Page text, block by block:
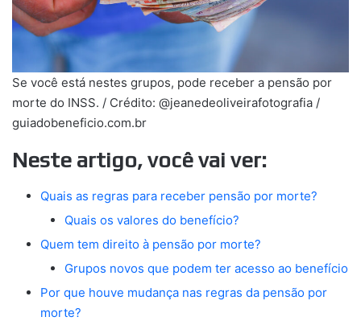
Se você está nestes grupos, pode receber a pensão por
morte do INSS. / Crédito: @jeanedeoliveirafotografia /
guiadobeneficio.com.br
Neste artigo, você vai ver:
Quais as regras para receber pensão por morte?
Quais os valores do benefício?
Quem tem direito à pensão por morte?
Grupos novos que podem ter acesso ao benefício
Por que houve mudança nas regras da pensão por
morte?